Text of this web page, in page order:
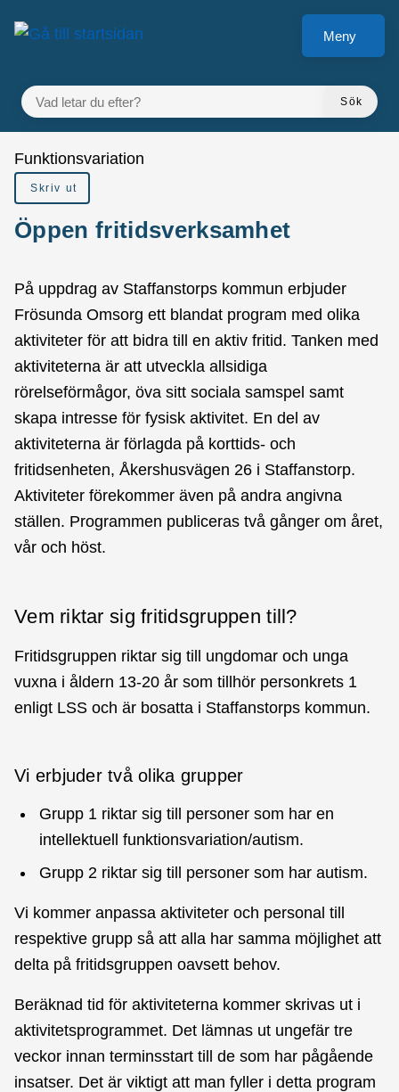
Gå till innehåll
till sidomeny
Meny
VAD LETAR DU EFTER?
Sök
Du är här:
Funktionsvariation
Skriv ut
Öppen fritidsverksamhet
På uppdrag av Staffanstorps kommun erbjuder
Frösunda Omsorg ett blandat program med olika
aktiviteter för att bidra till en aktiv fritid. Tanken med
aktiviteterna är att utveckla allsidiga
rörelseförmågor, öva sitt sociala samspel samt
skapa intresse för fysisk aktivitet. En del av
aktiviteterna är förlagda på korttids- och
fritidsenheten, Åkershusvägen 26 i Staffanstorp.
Aktiviteter förekommer även på andra angivna
ställen. Programmen publiceras två gånger om året,
vår och höst.
Vem riktar sig fritidsgruppen till?
Fritidsgruppen riktar sig till ungdomar och unga
vuxna i åldern 13-20 år som tillhör personkrets 1
enligt LSS och är bosatta i Staffanstorps kommun.
Vi erbjuder två olika grupper
Grupp 1 riktar sig till personer som har en
intellektuell funktionsvariation/autism.
Grupp 2 riktar sig till personer som har autism.
Vi kommer anpassa aktiviteter och personal till
respektive grupp så att alla har samma möjlighet att
delta på fritidsgruppen oavsett behov.
Beräknad tid för aktiviteterna kommer skrivas ut i
aktivitetsprogrammet. Det lämnas ut ungefär tre
veckor innan terminsstart till de som har pågående
insatser. Det är viktigt att man fyller i detta program